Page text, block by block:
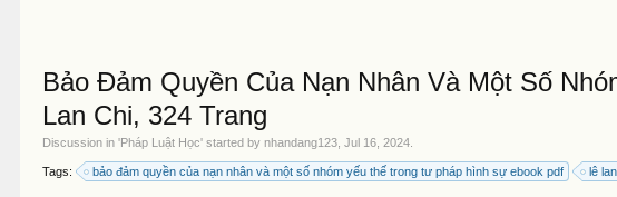
Bảo Đảm Quyền Của Nạn Nhân Và Một Số
Lan Chi, 324 Trang
Discussion in 'Pháp Luật Học' started bynhandang123 ,Jul 16, 2024
Tags: bảo đảm quyền của nạn nhân và một số nhóm yếu thế trong tư pháp hình sự ebook pdf lê